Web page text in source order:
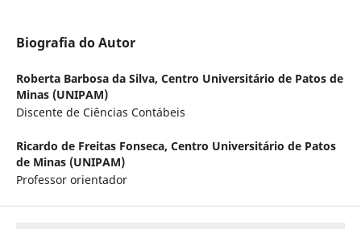
Biografia do Autor
Roberta Barbosa da Silva, Centro Universitário de Patos de
Minas (UNIPAM)
Discente de Ciências Contábeis
Ricardo de Freitas Fonseca, Centro Universitário de Patos
de Minas (UNIPAM)
Professor orientador